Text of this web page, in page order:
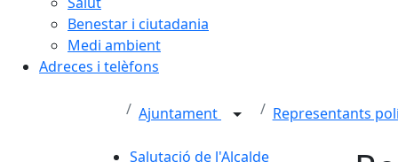
Benestar i ciutadania
Medi ambient
Adreces i telèfons
Ajuntament Representants
Salutació de l'Alcalde